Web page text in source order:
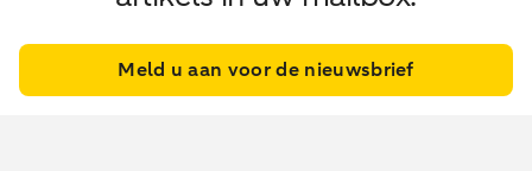
Meld u aan voor de nieuwsbrief